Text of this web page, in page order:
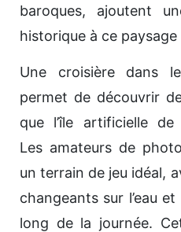
baroques, ajoutent
historique à ce
Une croisière dans
permet de découvrir
que l’île artificielle de
Les amateurs de
un terrain de jeu idéal,
changeants sur l’eau
long de la journée.